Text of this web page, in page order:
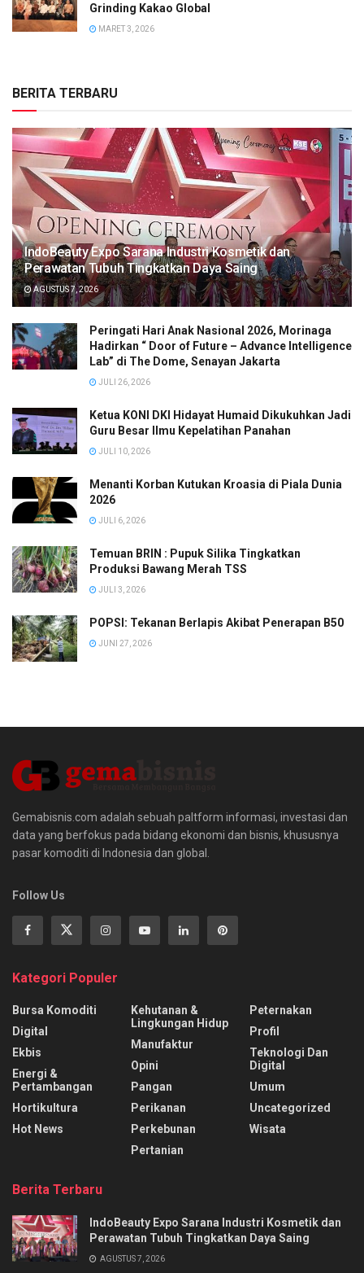
Grinding Kakao Global
MARET 3, 2026
BERITA TERBARU
IndoBeauty Expo Sarana Industri Kosmetik dan
Perawatan Tubuh Tingkatkan Daya Saing
AGUSTUS 7, 2026
Peringati Hari Anak Nasional 2026, Morinaga
Hadirkan “ Door of Future – Advance Intelligence
Lab” di The Dome, Senayan Jakarta
JULI 26, 2026
Ketua KONI DKI Hidayat Humaid Dikukuhkan Jadi
Guru Besar Ilmu Kepelatihan Panahan
JULI 10, 2026
Menanti Korban Kutukan Kroasia di Piala Dunia
2026
JULI 6, 2026
Temuan BRIN : Pupuk Silika Tingkatkan
Produksi Bawang Merah TSS
JULI 3, 2026
POPSI: Tekanan Berlapis Akibat Penerapan B50
JUNI 27, 2026
Gemabisnis.com adalah sebuah paltform informasi, investasi dan
data yang berfokus pada bidang ekonomi dan bisnis, khususnya
pasar komoditi di Indonesia dan global.
Follow Us
Kategori Populer
Bursa Komoditi
Digital
Ekbis
Energi &
Pertambangan
Hortikultura
Hot News
Kehutanan &
Lingkungan Hidup
Manufaktur
Opini
Pangan
Perikanan
Perkebunan
Pertanian
Peternakan
Profil
Teknologi Dan
Digital
Umum
Uncategorized
Wisata
Berita Terbaru
IndoBeauty Expo Sarana Industri Kosmetik dan
Perawatan Tubuh Tingkatkan Daya Saing
AGUSTUS 7, 2026